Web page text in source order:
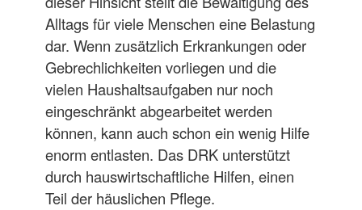
Alltags für viele Menschen eine Belastung
dar. Wenn zusätzlich Erkrankungen oder
Gebrechlichkeiten vorliegen und die
vielen Haushaltsaufgaben nur noch
eingeschränkt abgearbeitet werden
können, kann auch schon ein wenig Hilfe
enorm entlasten. Das DRK unterstützt
durch hauswirtschaftliche Hilfen, einen
Teil der häuslichen Pflege.